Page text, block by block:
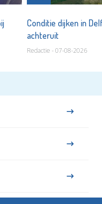
Conditie dijken in
achteruit
Redactie - 07-08-2026